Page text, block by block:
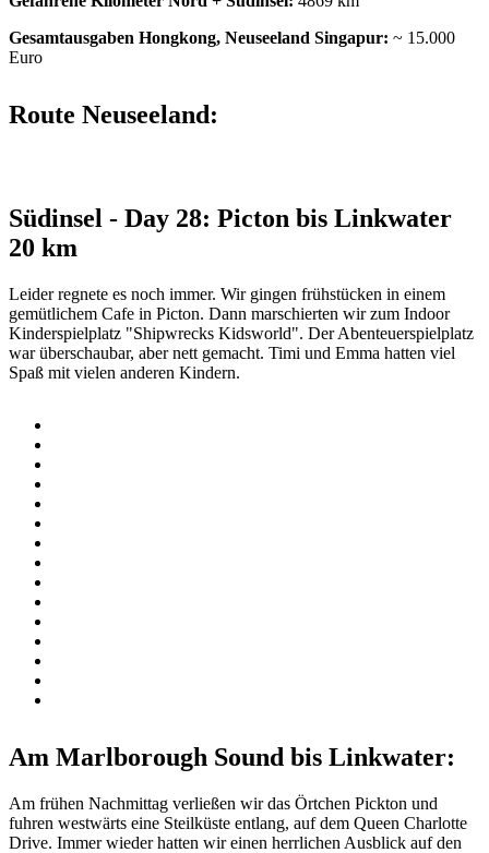
Gesamtausgaben Hongkong, Neuseeland Singapur: ~ 15.000
Euro
Route Neuseeland:
Südinsel - Day 28: Picton bis Linkwater
20 km
Leider regnete es noch immer. Wir gingen frühstücken in einem
gemütlichem Cafe in Picton. Dann marschierten wir zum Indoor
Kinderspielplatz "Shipwrecks Kidsworld". Der Abenteuerspielplatz
war überschaubar, aber nett gemacht. Timi und Emma hatten viel
Spaß mit vielen anderen Kindern.
Am Marlborough Sound bis Linkwater:
Am frühen Nachmittag verließen wir das Örtchen Pickton und
fuhren westwärts eine Steilküste entlang, auf dem Queen Charlotte
Drive. Immer wieder hatten wir einen herrlichen Ausblick auf den